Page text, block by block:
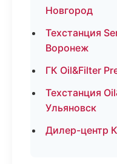
Новгород
Техстанция
Воронеж
ГК Oil&Filter
Техстанция
Ульяновск
Дилер-центр